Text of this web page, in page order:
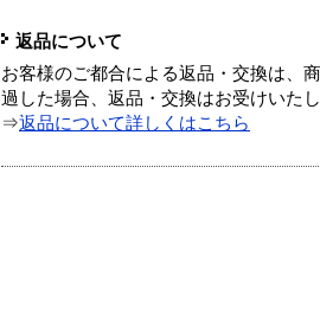
返品について
お客様のご都合による返品・交換は、
過した場合、返品・交換はお受けいたし
⇒返品について詳しくはこちら